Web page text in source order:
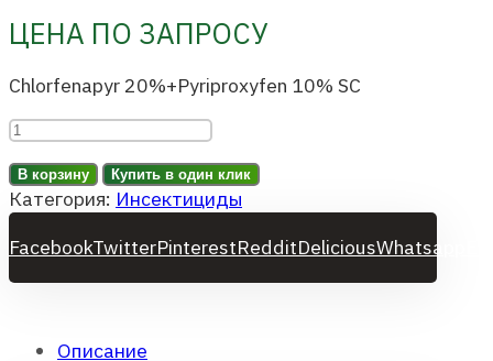
ЦЕНА ПО ЗАПРОСУ
Chlorfenapyr 20%+Pyriproxyfen 10% SC
Количество
Пирипроксифен
10%
20%SC
В корзину Купить в один клик
Категория: Инсектициды
FacebookTwitterPinterestRedditDeliciousWhatsapp
Описание